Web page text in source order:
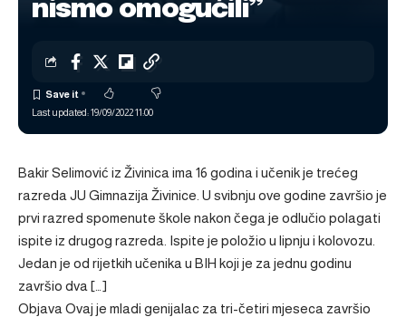
nismo omogućili”
Last updated: 19/09/2022 11:00
Bakir Selimović iz Živinica ima 16 godina i učenik je trećeg
razreda JU Gimnazija Živinice. U svibnju ove godine završio je
prvi razred spomenute škole nakon čega je odlučio polagati
ispite iz drugog razreda. Ispite je položio u lipnju i kolovozu.
Jedan je od rijetkih učenika u BIH koji je za jednu godinu
završio dva […]
Objava Ovaj je mladi genijalac za tri-četiri mjeseca završio